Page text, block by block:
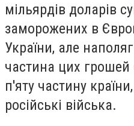
мільярдів доларів
заморожених в
України, але
частина цих грошей
п'яту частину
російські війська.